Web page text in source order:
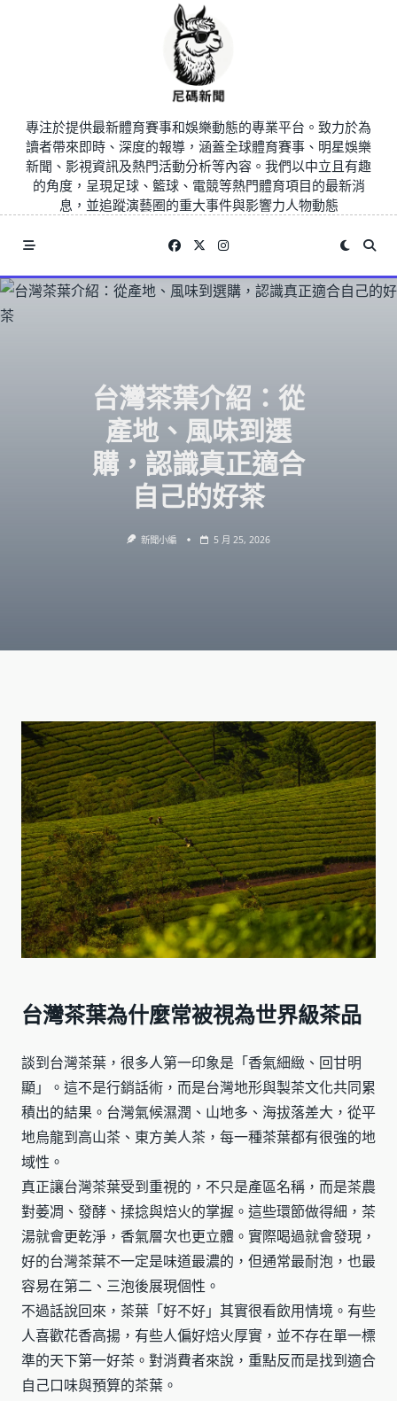
專注於提供最新體育賽事和娛樂動態的專業平台。致力於為
讀者帶來即時、深度的報導，涵蓋全球體育賽事、明星娛樂
新聞、影視資訊及熱門活動分析等內容。我們以中立且有趣
的角度，呈現足球、籃球、電競等熱門體育項目的最新消
息，並追蹤演藝圈的重大事件與影響力人物動態
台灣茶葉介紹：從
產地、風味到選
購，認識真正適合
自己的好茶
新聞小編 5 月 25, 2026
台灣茶葉為什麼常被視為世界級茶品
談到台灣茶葉，很多人第一印象是「香氣細緻、回甘明
顯」。這不是行銷話術，而是台灣地形與製茶文化共同累
積出的結果。台灣氣候濕潤、山地多、海拔落差大，從平
地烏龍到高山茶、東方美人茶，每一種茶葉都有很強的地
域性。
真正讓台灣茶葉受到重視的，不只是產區名稱，而是茶農
對萎凋、發酵、揉捻與焙火的掌握。這些環節做得細，茶
湯就會更乾淨，香氣層次也更立體。實際喝過就會發現，
好的台灣茶葉不一定是味道最濃的，但通常最耐泡，也最
容易在第二、三泡後展現個性。
不過話說回來，茶葉「好不好」其實很看飲用情境。有些
人喜歡花香高揚，有些人偏好焙火厚實，並不存在單一標
準的天下第一好茶。對消費者來說，重點反而是找到適合
自己口味與預算的茶葉。